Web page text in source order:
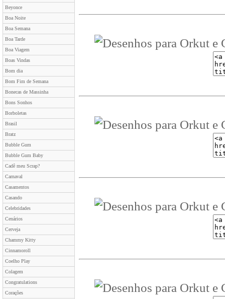
Beyonce
Boa Noite
Boa Semana
Boa Tarde
Boa Viagem
Boas Vindas
Bom dia
Bom Fim de Semana
Bonecas de Massinha
Bons Sonhos
Borboletas
Brasil
Bratz
Bubble Gum
Bubble Gum Baby
Cadê meu Scrap?
Carnaval
Casamentos
Casando
Celebridades
Cenários
Cerveja
Chammy Kitty
Cinnamoroll
Coelho Play
Colagem
Congratulations
Corações